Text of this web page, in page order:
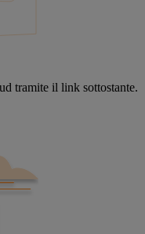
tramite il link sottostante.